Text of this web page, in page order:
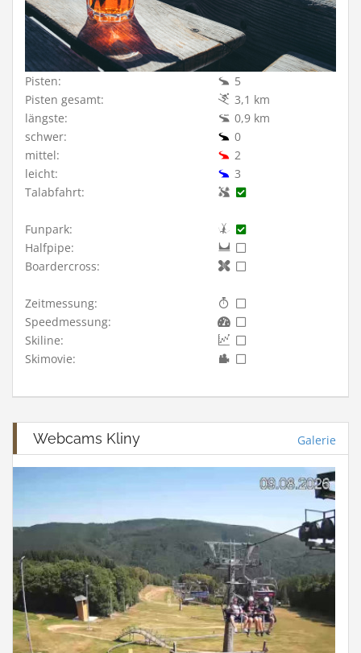
Pisten:
5
Pisten gesamt:
3,1 km
längste:
0,9 km
schwer:
0
mittel:
2
leicht:
3
Talabfahrt:
Funpark:
Halfpipe:
Boardercross:
Zeitmessung:
Speedmessung:
Skiline:
Skimovie:
Webcams Kliny Galerie